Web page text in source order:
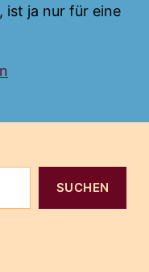
ist ja nur für eine
SUCHEN